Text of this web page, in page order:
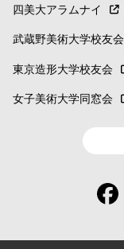
四美大アラムナイ
武蔵野美術大学校友会
東京造形大学校友会
女子美術大学同窓会